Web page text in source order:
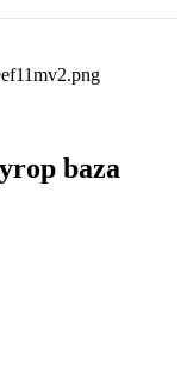
baza